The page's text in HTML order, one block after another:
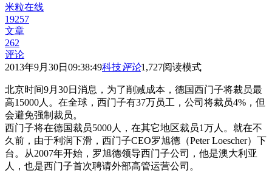
米粒在线
19257
文章
262
评论
2013年9月30日09:38:49科技评论1,727阅读模式
北京时间9月30日消息，为了削减成本，德国西门子将裁员最
高15000人。在全球，西门子有37万员工，公司将裁员4%，但
会避免强制裁员。
西门子将在德国裁员5000人，在其它地区裁员1万人。就在不
久前，由于利润下滑，西门子CEO罗旭德（Peter Loescher）下
台。从2007年开始，罗旭德领导西门子公司，他是澳大利亚
人，也是西门子首次聘请外部高管运营公司。